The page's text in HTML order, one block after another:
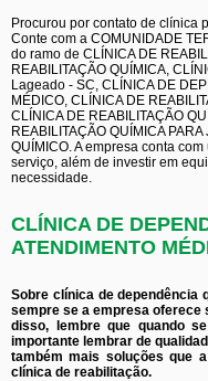
Procurou por contato de clínica
Conte com a COMUNIDADE
do ramo de CLÍNICA DE
REABILITAÇÃO QUÍMICA,
Lageado - SC, CLÍNICA DE
MÉDICO, CLÍNICA DE
CLÍNICA DE REABILITAÇÃO
REABILITAÇÃO QUÍMICA
QUÍMICO. A empresa conta
serviço, além de investir em
necessidade.
CLÍNICA DE
ATENDIMENTO
Sobre clínica de dependência
sempre se a empresa oferece
disso, lembre que quando
importante lembrar de
também mais soluções que
clínica de reabilitação.